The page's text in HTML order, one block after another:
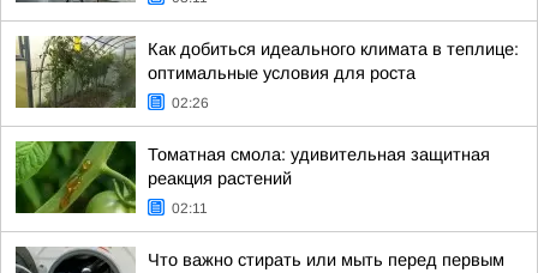
Как добиться идеального климата в теплице:
оптимальные условия для роста
02:26
Томатная смола: удивительная защитная
реакция растений
02:11
Что важно стирать или мыть перед первым